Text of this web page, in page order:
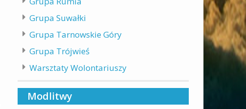
Grupa Suwałki
Grupa Tarnowskie Góry
Grupa Trójwieś
Warsztaty Wolontariuszy
Modlitwy